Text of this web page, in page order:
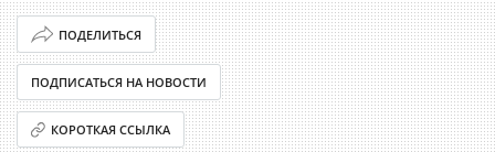
ПОДЕЛИТЬСЯ
ПОДПИСАТЬСЯ НА НОВОСТИ
КОРОТКАЯ ССЫЛКА